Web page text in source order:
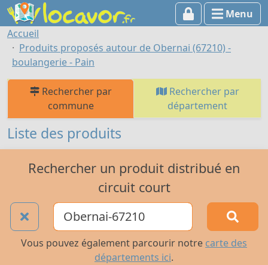
Menu
Accueil
Produits proposés autour de Obernai (67210) -
boulangerie - Pain
Rechercher par
commune
Rechercher par
département
Liste des produits
Rechercher un produit distribué en
circuit court
Vous pouvez également parcourir notre carte des
départements ici.